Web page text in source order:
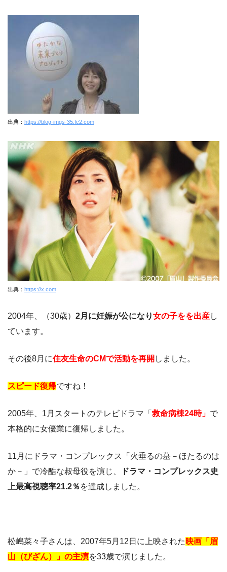
出典： https://blog-imgs-35.fc2.com
出典： https://x.com
2004年、（30歳） 2月に妊娠が公になり女の子をを出産し
ています。
その後8月に住友生命のCMで活動を再開 しました。
スピード復帰ですね！
2005年、1月スタートのテレビドラマ「救命病棟24時」 で
本格的に女優業に復帰しました。
11月にドラマ・コンプレックス「火垂るの墓－ほたるのは
か－」で冷酷な叔母役を演じ、
ドラマ・コンプレックス史
上最高視聴率21.2％ を達成しました。
松嶋菜々子さんは、2007年5月12日に上映された 映画「眉
山（びざん）」の主演を33歳で演じました。